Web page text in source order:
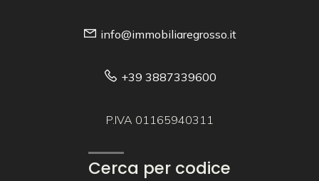
info@immobiliaregrosso.it
+39 3887339600
P.IVA 01165940311
Cerca per codice